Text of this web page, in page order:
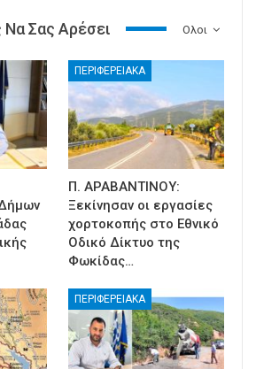
Ολοι
Σας Αρέσει
ΠΕΡΙΦΕΡΕΙΑΚΑ
Π. ΑΡΑΒΑΝΤΙΝΟΥ:
Ξεκίνησαν οι εργασίες
χορτοκοπής στο Εθνικό
Οδικό Δίκτυο της
Φωκίδας…
ΠΕΡΙΦΕΡΕΙΑΚΑ